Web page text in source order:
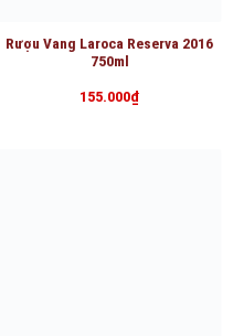
Rượu Vang Laroca Reserva 2016
750ml
155.000₫